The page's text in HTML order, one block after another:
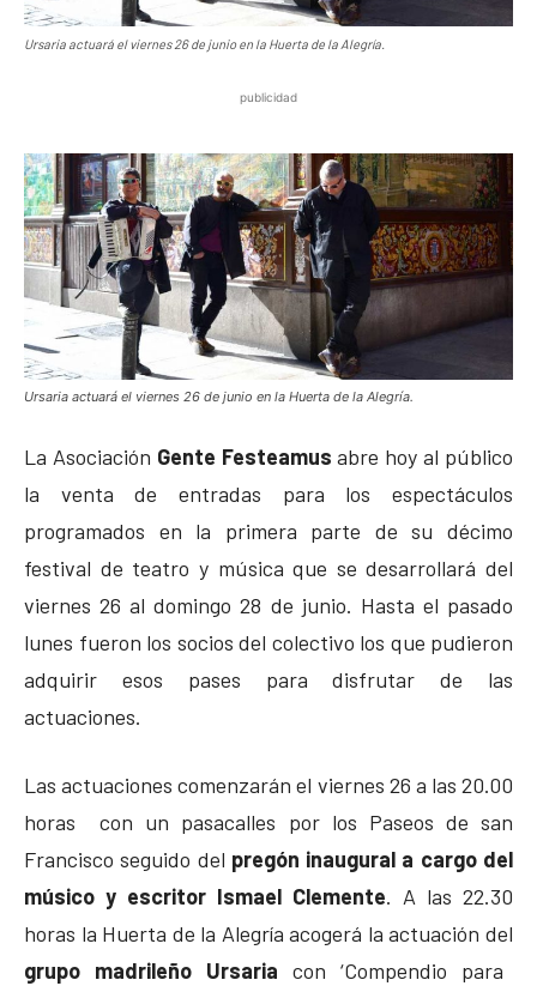
Ursaria actuará el viernes 26 de junio en la Huerta de la Alegría.
publicidad
Ursaria actuará el viernes 26 de junio en la Huerta de la Alegría.
La Asociación Gente Festeamus abre hoy al público
la venta de entradas para los espectáculos
programados en la primera parte de su décimo
festival de teatro y música que se desarrollará del
viernes 26 al domingo 28 de junio. Hasta el pasado
lunes fueron los socios del colectivo los que pudieron
adquirir esos pases para disfrutar de las
actuaciones.
Las actuaciones comenzarán el viernes 26 a las 20.00
horas con un pasacalles por los Paseos de san
Francisco seguido del pregón inaugural a cargo del
músico y escritor Ismael Clemente. A las 22.30
horas la Huerta de la Alegría acogerá la actuación del
grupo madrileño Ursaria con ‘Compendio para